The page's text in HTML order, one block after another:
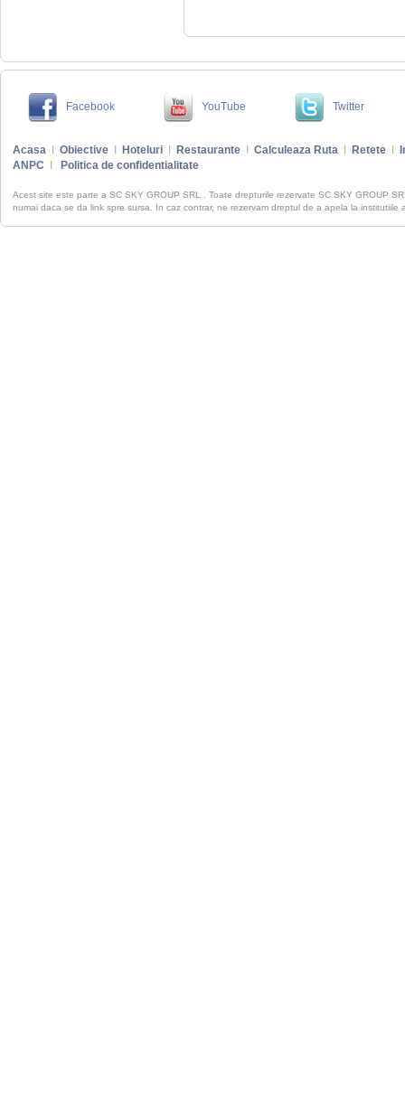
Facebook YouTube Twitter
Acasa Obiective Hoteluri Restaurante Calculeaza Ruta Retete
ANPC
Politica de confidentialitate
Acest site este parte a SC SKY GROUP SRL . Toate drepturile rezervate SC SKY GROUP
numai daca se da link spre sursa. In caz contrar, ne rezervam dreptul de a apela la institutiile